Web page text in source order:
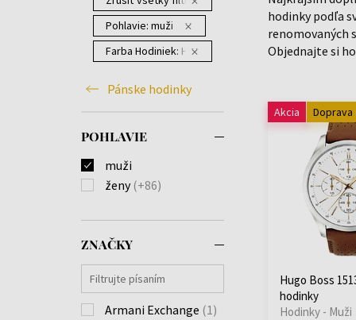
Pohlavie: muži
Farba Hodiniek: Hnedá
Pánske hodinky
POHLAVIE
muži
ženy(+86)
ZNAČKY
Armani Exchange (1)
hodinky podľa
renomovaných
Objednajte si
Akcia Doprava
Hugo Boss
hodinky
Hodinky - Muži